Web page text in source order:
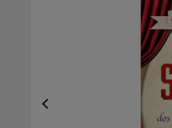
Previous